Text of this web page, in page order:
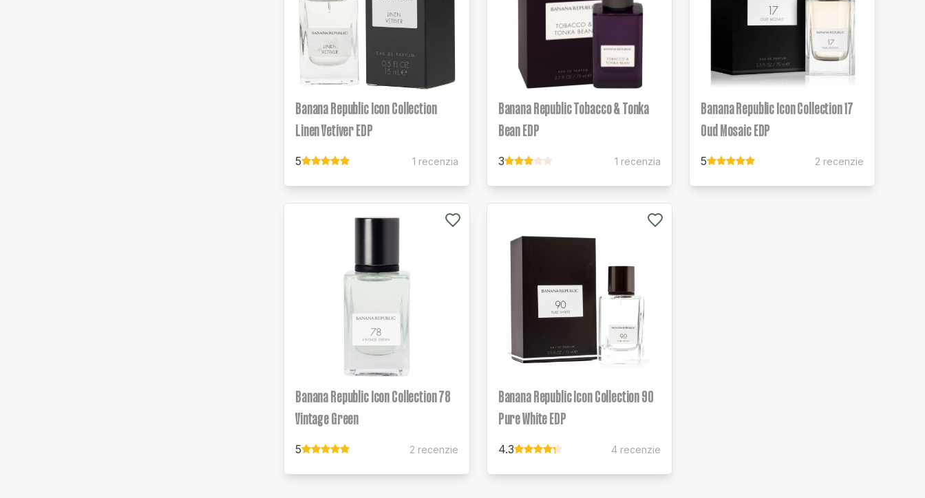
Banana Republic Icon Collection
Linen Vetiver EDP
5 1 recenzia
Banana Republic Tobacco & Tonka
Bean EDP
3 1 recenzia
Banana Republic Icon Collection 17
Oud Mosaic EDP
5 2 recenzie
Banana Republic Icon Collection 78
Vintage Green
5 2 recenzie
Banana Republic Icon Collection 90
Pure White EDP
4.3 4 recenzie